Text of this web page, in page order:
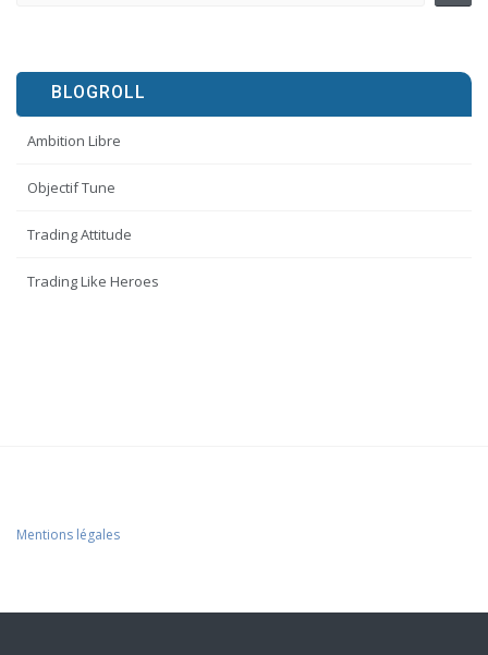
BLOGROLL
Ambition Libre
Objectif Tune
Trading Attitude
Trading Like Heroes
Mentions légales